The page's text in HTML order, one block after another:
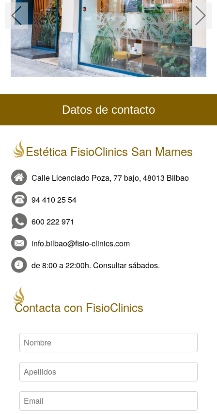
Datos de contacto
Estética FisioClinics San Mames
Calle Licenciado Poza, 77 bajo, 48013 Bilbao
94 410 25 54
600 222 971
info.bilbao@fisio-clinics.com
de 8:00 a 22:00h. Consultar sábados.
Contacta con FisioClinics